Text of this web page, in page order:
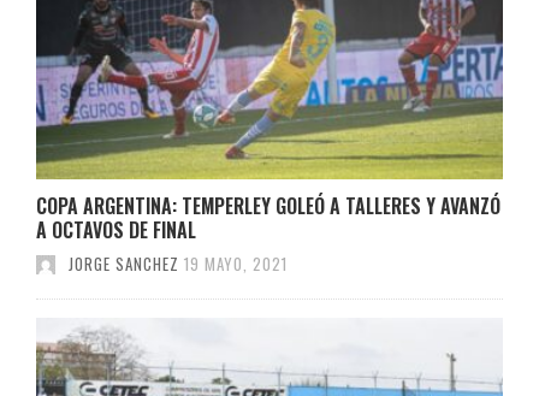
COPA ARGENTINA: TEMPERLEY GOLEÓ A TALLERES Y AVANZÓ
A OCTAVOS DE FINAL
JORGE SANCHEZ 19 MAYO, 2021